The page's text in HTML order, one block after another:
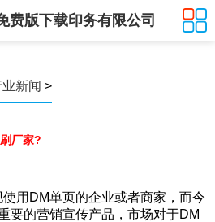
费版下载印务有限公司
新闻 >
厂家?
用DM单页的企业或者商家，而今
的营销宣传产品，市场对于DM